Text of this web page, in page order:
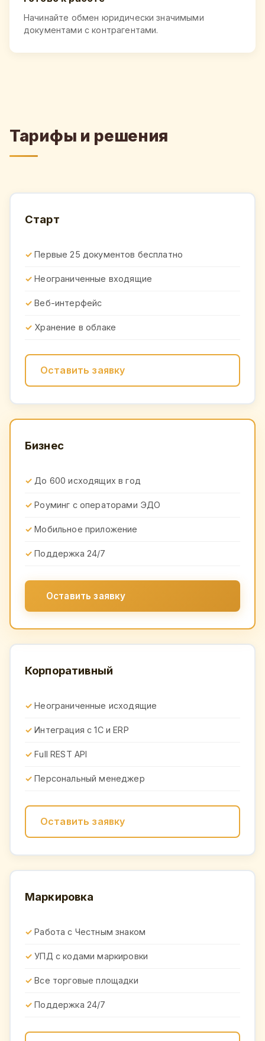
Начинайте обмен юридически значимыми
документами с контрагентами.
Тарифы и решения
Старт
Первые 25 документов бесплатно
Неограниченные входящие
Веб-интерфейс
Хранение в облаке
Оставить заявку
Бизнес
До 600 исходящих в год
Роуминг с операторами ЭДО
Мобильное приложение
Поддержка 24/7
Оставить заявку
Корпоративный
Неограниченные исходящие
Интеграция с 1С и ERP
Full REST API
Персональный менеджер
Оставить заявку
Маркировка
Работа с Честным знаком
УПД с кодами маркировки
Все торговые площадки
Поддержка 24/7